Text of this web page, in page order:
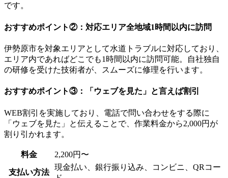
です。
おすすめポイント②：対応エリア全地域1時間以内に訪問
伊勢原市を対象エリアとして水道トラブルに対応しており、
エリア内であればどこでも1時間以内に訪問可能。自社独自
の研修を受けた技術者が、スムーズに修理を行います。
おすすめポイント③：「ウェブを見た」と言えば割引
WEB割引を実施しており、電話で問い合わせをする際に
「ウェブを見た」と伝えることで、作業料金から2,000円が
割り引かれます。
料金 2,200円〜
支払い方法
現金払い、銀行振り込み、コンビニ、QRコー